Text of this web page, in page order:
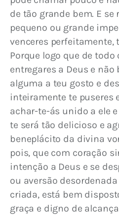
de tão grande bem. E se
pequeno ou grande
venceres perfeitamente,
Porque logo que de todo
entregares a Deus e não
alguma a teu gosto e
inteiramente te puseres
achar-te-ás unido a ele
te será tão delicioso e
beneplácito da divina
pois, que com coração
intenção a Deus e se
ou aversão
criada, está bem
graça e digno de